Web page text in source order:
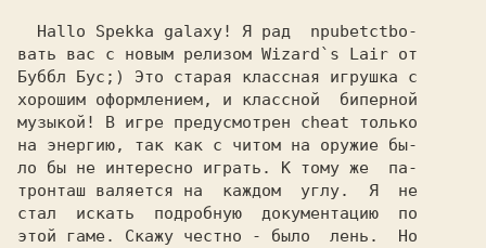
вать вас с новым релизом Wizard`s Lair от
Буббл Бус;) Это старая классная игрушка с
хорошим оформлением, и классной  биперной
музыкой! B игре предусмотрен cheat только
на энергию, так как с читом на оружие бы-
ло бы не интересно играть. К тому же  па-
тpoнтaш валяется на  каждом  углу.  Я  не
стал  искать  подробную  документацию  по
этой гаме. Скажу честно - было  лень.  Но